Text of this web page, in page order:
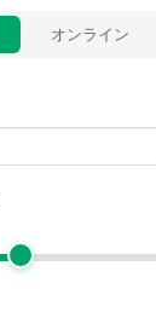
オンライン